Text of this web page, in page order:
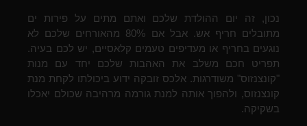
נכון, זה יום ההולדת שלכם ואתם מתים על פירות ים
מתובלים חריף אש. אבל אם 80% מהאורחים שלכם לא
נוגעים בחריף או מעדיפים טעמים קלאסיים, יש לכם בעיה.
תפריט חכם משלב את האהבות שלכם יחד עם מנות
"קונצנזוס" משודרגות. אלכס זובקה ידוע ביכולתו לקחת מנת
קונצנזוס, ולהפוך אותה למנת גורמה מרהיבה שכולם יאכלו
בשקיקה.